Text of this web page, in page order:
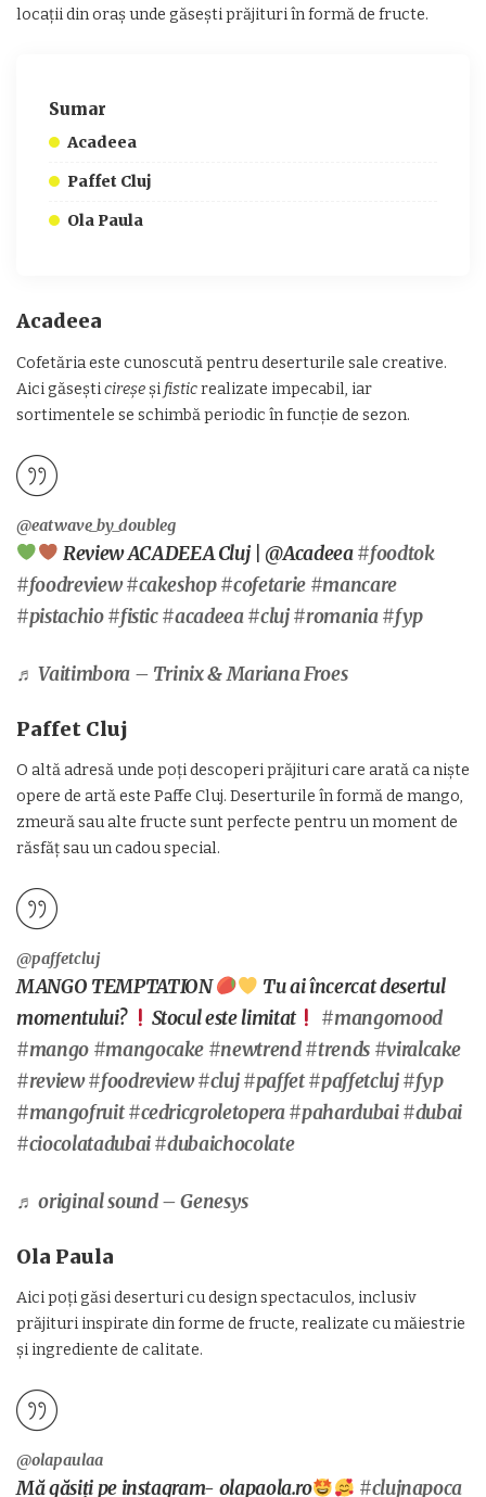
locații din oraș unde găsești prăjituri în formă de fructe.
Sumar
Acadeea
Paffet Cluj
Ola Paula
Acadeea
Cofetăria este cunoscută pentru deserturile sale creative.
Aici găseșticireșeși fisticrealizate impecabil, iar
sortimentele se schimbă periodic în funcție de sezon.
@eatwave_by_doubleg
Review ACADEEA Cluj | @Acadeea#foodtok
#foodreview #cakeshop#cofetarie #mancare
#pistachio #fistic#acadeea#cluj#romania #fyp
♬ Vaitimbora – Trinix & Mariana Froes
Paffet Cluj
O altă adresă unde poți descoperi prăjituri care arată ca niște
opere de artă este Paffe Cluj. Deserturile în formă de mango,
zmeură sau alte fructe sunt perfecte pentru un moment de
răsfăț sau un cadou special.
@paffetcluj
MANGO TEMPTATION
Tu ai încercat desertul
momentului?
Stocul este limitat
#mangomood
#mango #mangocake #newtrend#trends #viralcake
#review #foodreview #cluj #paffet#paffetcluj #fyp
#mangofruit #cedricgroletopera#pahardubai #dubai
#ciocolatadubai#dubaichocolate
♬ original sound – Genesys
Ola Paula
Aici poți găsi deserturi cu design spectaculos, inclusiv
prăjituri inspirate din forme de fructe, realizate cu măiestrie
și ingrediente de calitate.
@olapaulaa
Mă găsiți pe instagram- olapaola.ro #clujnapoca